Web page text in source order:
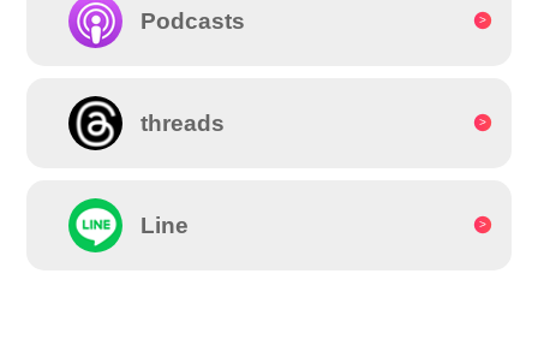
Podcasts
threads
Line